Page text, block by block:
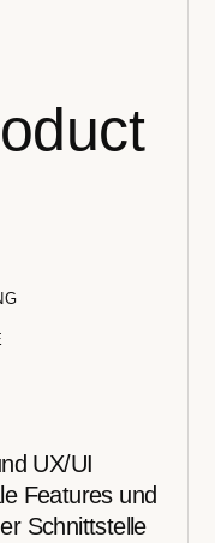
UX/UI
Features und
Schnittstelle